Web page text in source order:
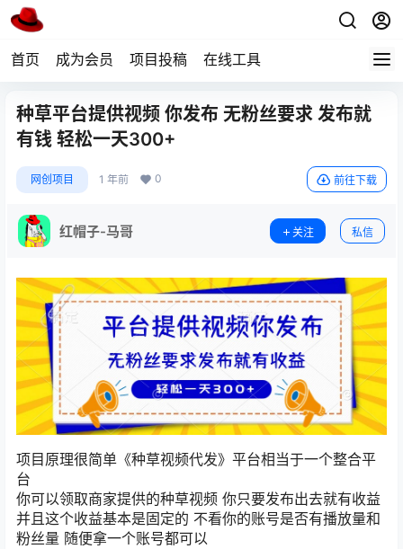
首页 成为会员 项目投稿 在线工具
种草平台提供视频 你发布 无粉丝要求 发布就
有钱 轻松一天300+
网创项目 1 年前 0 前往下载
红帽子-马哥 关注 私信
项目原理很简单《种草视频代发》平台相当于一个整合平
台
你可以领取商家提供的种草视频 你只要发布出去就有收益
并且这个收益基本是固定的 不看你的账号是否有播放量和
粉丝量 随便拿一个账号都可以